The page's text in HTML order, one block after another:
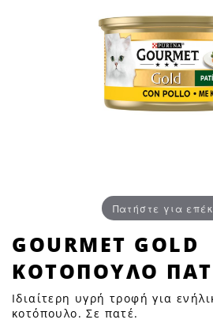
Πατήστε για
GOURMET
GOLD
ΚΟΤΟΠΟΥΛΟ
ΠΑΤΕ
85GR
GOURMET GOLD
ΚΟΤΟΠΟΥΛΟ
Ιδιαίτερη υγρή τροφή για
κοτόπουλο. Σε πατέ.